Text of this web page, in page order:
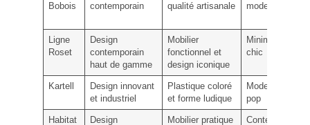
Bobois
contemporain
qualité artisanale
moderne
Ligne
Roset
Design
contemporain
haut de gamme
Mobilier
fonctionnel et
design iconique
Minimaliste
chic
Kartell
Design innovant
et industriel
Plastique coloré
et forme ludique
Moderne et
pop
Habitat
Design
Mobilier pratique
Contemporain